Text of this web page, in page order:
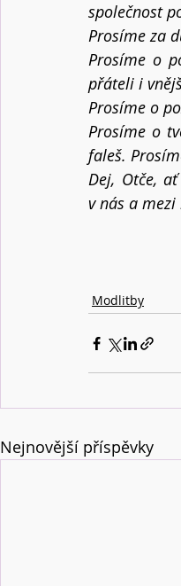
společnost
Prosíme za
Prosíme o
přáteli i
Prosíme o
Prosíme o
faleš.
Dej, Otče,
v nás a
Modlitby
Nejnovější příspěvky